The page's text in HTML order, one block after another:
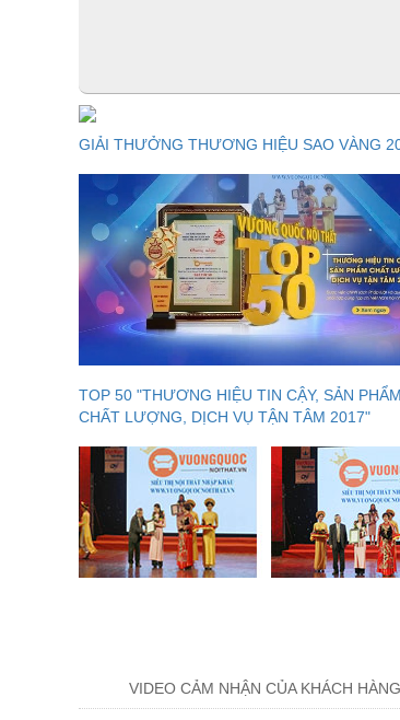
GIẢI THƯỞNG THƯƠNG HIỆU SAO VÀNG
TOP 50 "THƯƠNG HIỆU TIN CẬY, SẢN PHẨM
CHẤT LƯỢNG, DỊCH VỤ TẬN TÂM 2017"
VIDEO CẢM NHẬN CỦA KHÁCH HÀNG